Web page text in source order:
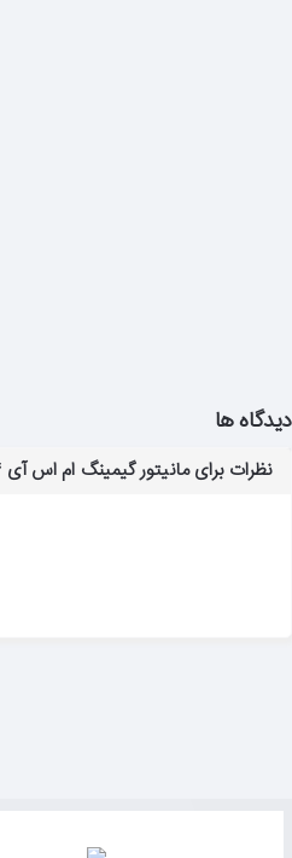
دیدگاه ها
نظرات برای مانیتور گیمینگ ام اس آی MSI OPTIX G24C4 سایز 24 اینچ